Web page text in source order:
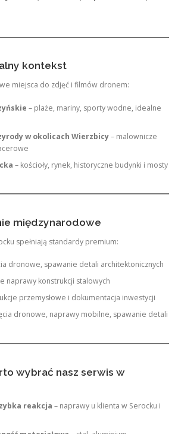
kontekst
miejsca do zdjęć i filmów dronem:
– plaże, mariny, sporty wodne, idealne
w okolicach Wierzbicy– malownicze
– kościoły, rynek, historyczne budynki i mosty
międzynarodowe
spełniają standardy premium:
dronowe, spawanie detali architektonicznych
naprawy konstrukcji stalowych
przemysłowe i dokumentacja inwestycji
dronowe, naprawy mobilne, spawanie detali
wybrać nasz serwis w
reakcja – naprawy u klienta w Serocku i